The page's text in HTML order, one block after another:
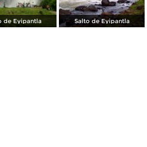
de Eyipantla Salto de Eyipantla